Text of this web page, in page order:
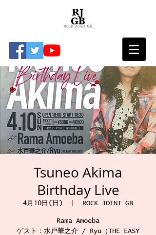
Tsuneo Akima
Birthday Live
4月10日(日) ROCK JOINT GB
Rama Amoeba
ゲスト：水戸華之介 / Ryu（THE EASY